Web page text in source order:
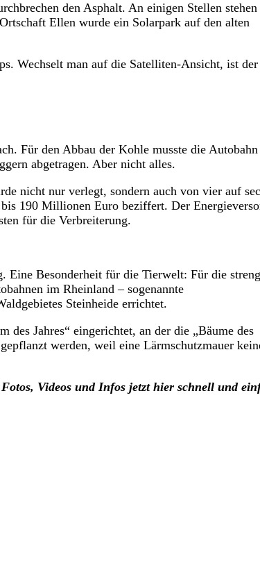
den Asphalt. An einigen Stellen stehen
Ellen wurde ein Solarpark auf den alten
Wechselt man auf die Satelliten-Ansicht, ist der
Für den Abbau der Kohle musste die Autobahn
abgetragen. Aber nicht alles.
nicht nur verlegt, sondern auch von vier auf
190 Millionen Euro beziffert. Der
für die Verbreiterung.
Eine Besonderheit für die Tierwelt: Für die streng
im Rheinland – sogenannte
Steinheide errichtet.
des Jahres“ eingerichtet, an der die „Bäume des
werden, weil eine Lärmschutzmauer
Videos und Infos jetzt hier schnell und